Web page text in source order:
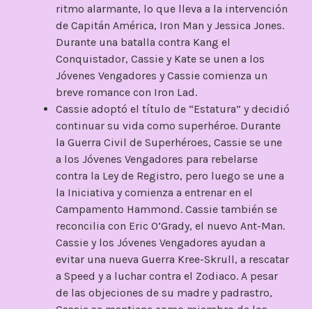
ritmo alarmante, lo que lleva a la intervención
de Capitán América, Iron Man y Jessica Jones.
Durante una batalla contra Kang el
Conquistador, Cassie y Kate se unen a los
Jóvenes Vengadores y Cassie comienza un
breve romance con Iron Lad.
Cassie adoptó el título de “Estatura” y decidió
continuar su vida como superhéroe. Durante
la Guerra Civil de Superhéroes, Cassie se une
a los Jóvenes Vengadores para rebelarse
contra la Ley de Registro, pero luego se une a
la Iniciativa y comienza a entrenar en el
Campamento Hammond. Cassie también se
reconcilia con Eric O’Grady, el nuevo Ant-Man.
Cassie y los Jóvenes Vengadores ayudan a
evitar una nueva Guerra Kree-Skrull, a rescatar
a Speed y a luchar contra el Zodiaco. A pesar
de las objeciones de su madre y padrastro,